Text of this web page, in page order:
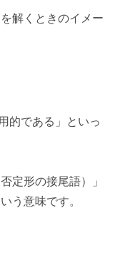
解くときのイメー
的である」といっ
定形の接尾語）」
う意味です。